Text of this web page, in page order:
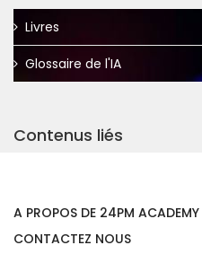
Livres
Glossaire de l'IA
Contenus liés
A PROPOS DE 24PM ACADEMY
CONTACTEZ NOUS